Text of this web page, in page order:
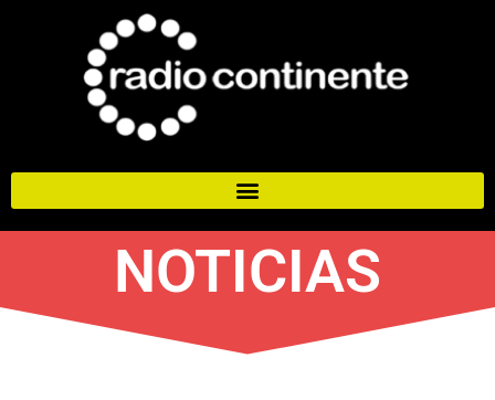
NOTICIAS